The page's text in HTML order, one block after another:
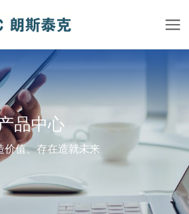
品中心
价值、存在造就未来